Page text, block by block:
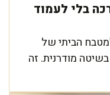
בלי לעמוד
הביתי של
מודרנית. זה